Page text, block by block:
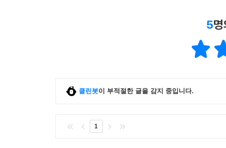
5
클린봇이 부적절한 글을 감지 중입니다.
1